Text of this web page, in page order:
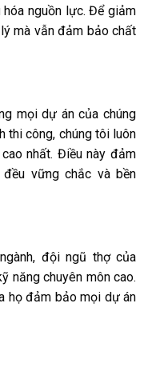
nguồn lực. Để giảm
mà vẫn đảm bảo chất
mọi dự án của chúng
thi công, chúng tôi luôn
nhất. Điều này đảm
vững chắc và bền
đội ngũ thợ của
năng chuyên môn cao.
họ đảm bảo mọi dự án